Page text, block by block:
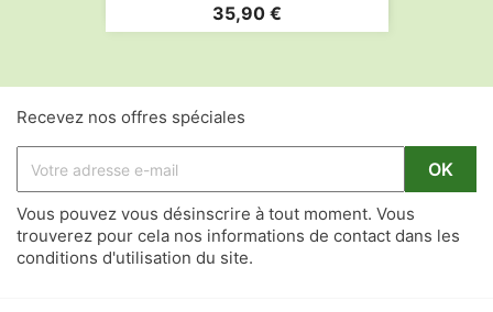
Prix
35,90 €
Recevez nos offres spéciales
Vous pouvez vous désinscrire à tout moment. Vous
trouverez pour cela nos informations de contact dans les
conditions d'utilisation du site.